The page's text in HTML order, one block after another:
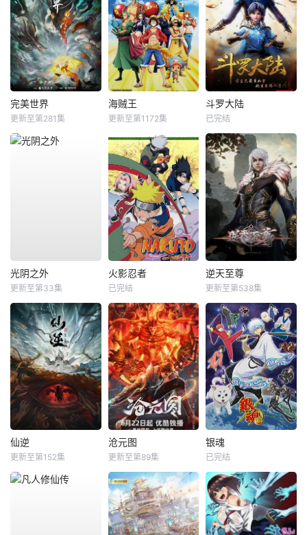
完美世界
更新至第281集
海贼王
更新至第1172集
斗罗大陆
已完结
光阴之外
更新至第33集
火影忍者
已完结
逆天至尊
更新至第538集
仙逆
更新至第152集
沧元图
更新至第89集
银魂
已完结